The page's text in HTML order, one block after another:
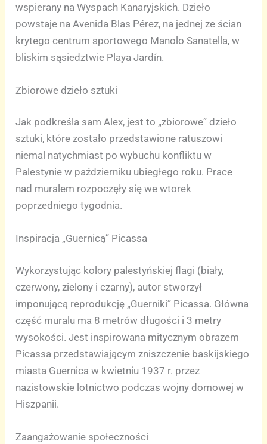
wspierany na Wyspach Kanaryjskich. Dzieło
powstaje na Avenida Blas Pérez, na jednej ze ścian
krytego centrum sportowego Manolo Sanatella, w
bliskim sąsiedztwie Playa Jardín.
Zbiorowe dzieło sztuki
Jak podkreśla sam Alex, jest to „zbiorowe” dzieło
sztuki, które zostało przedstawione ratuszowi
niemal natychmiast po wybuchu konfliktu w
Palestynie w październiku ubiegłego roku. Prace
nad muralem rozpoczęły się we wtorek
poprzedniego tygodnia.
Inspiracja „Guernicą” Picassa
Wykorzystując kolory palestyńskiej flagi (biały,
czerwony, zielony i czarny), autor stworzył
imponującą reprodukcję „Guerniki” Picassa. Główna
część muralu ma 8 metrów długości i 3 metry
wysokości. Jest inspirowana mitycznym obrazem
Picassa przedstawiającym zniszczenie baskijskiego
miasta Guernica w kwietniu 1937 r. przez
nazistowskie lotnictwo podczas wojny domowej w
Hiszpanii.
Zaangażowanie społeczności